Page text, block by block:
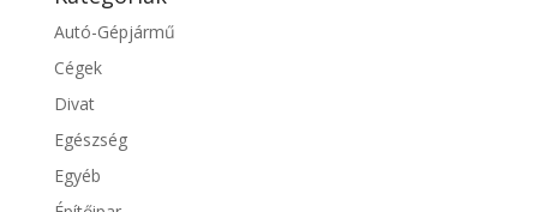
Autó-Gépjármű
Cégek
Divat
Egészség
Egyéb